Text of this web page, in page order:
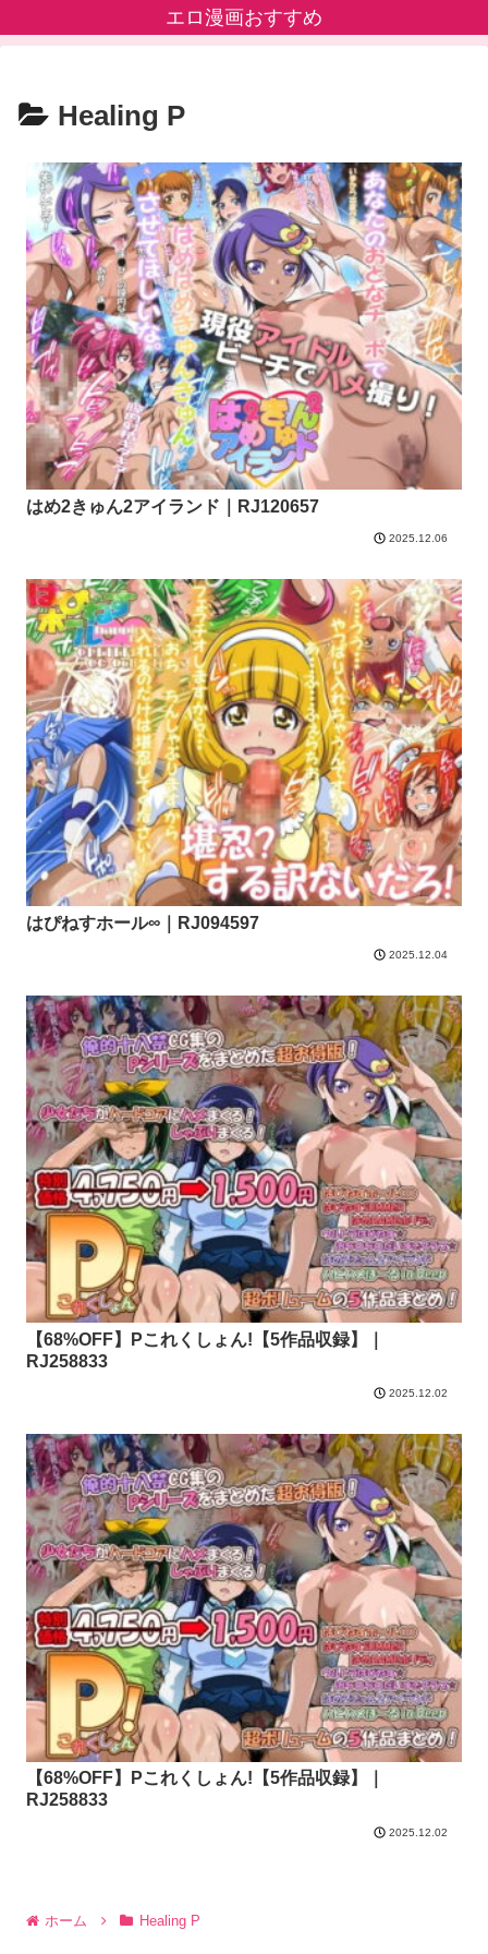
エロ漫画おすすめ
Healing P
はめ2きゅん2アイランド｜RJ120657
2025.12.06
はぴねすホール∞｜RJ094597
2025.12.04
【68%OFF】Pこれくしょん!【5作品収録】｜
RJ258833
2025.12.02
【68%OFF】Pこれくしょん!【5作品収録】｜
RJ258833
2025.12.02
ホーム Healing P